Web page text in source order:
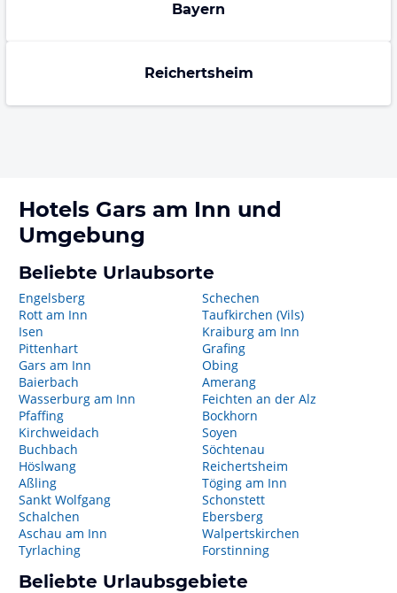
Bayern
Reichertsheim
Hotels Gars am Inn und
Umgebung
Beliebte Urlaubsorte
Engelsberg
Rott am Inn
Isen
Pittenhart
Gars am Inn
Baierbach
Wasserburg am Inn
Pfaffing
Kirchweidach
Buchbach
Höslwang
Aßling
Sankt Wolfgang
Schalchen
Aschau am Inn
Tyrlaching
Schechen
Taufkirchen (Vils)
Kraiburg am Inn
Grafing
Obing
Amerang
Feichten an der Alz
Bockhorn
Soyen
Söchtenau
Reichertsheim
Töging am Inn
Schonstett
Ebersberg
Walpertskirchen
Forstinning
Beliebte Urlaubsgebiete